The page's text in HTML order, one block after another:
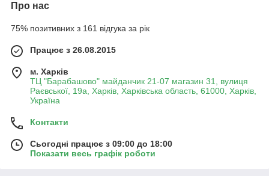
Про нас
75% позитивних з 161 відгука за рік
Працює з 26.08.2015
м. Харків
ТЦ "Барабашово" майданчик 21-07 магазин 31, вулиця
Раєвської, 19а, Харків, Харківська область, 61000, Харків,
Україна
Контакти
Сьогодні працює з 09:00 до 18:00
Показати весь графік роботи